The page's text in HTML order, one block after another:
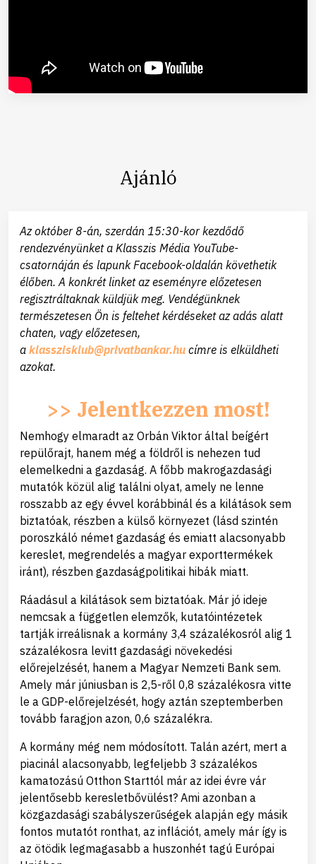
Ajánló
Az október 8-án, szerdán 15:30-kor kezdődő
rendezvényünket a Klasszis Média YouTube-
csatornáján és lapunk Facebook-oldalán követhetik
élőben. A konkrét linket az eseményre előzetesen
regisztráltaknak küldjük meg. Vendégünknek
természetesen Ön is feltehet kérdéseket az adás alatt
chaten, vagy előzetesen,
a klasszisklub@privatbankar.hu címre is elküldheti
azokat.
>> Jelentkezzen most!
Nemhogy elmaradt az Orbán Viktor által beígért
repülőrajt, hanem még a földről is nehezen tud
elemelkedni a gazdaság. A főbb makrogazdasági
mutatók közül alig találni olyat, amely ne lenne
rosszabb az egy évvel korábbinál és a kilátások sem
biztatóak, részben a külső környezet (lásd szintén
poroszkáló német gazdaság és emiatt alacsonyabb
kereslet, megrendelés a magyar exporttermékek
iránt), részben gazdaságpolitikai hibák miatt.
Ráadásul a kilátások sem biztatóak. Már jó ideje
nemcsak a független elemzők, kutatóintézetek
tartják irreálisnak a kormány 3,4 százalékosról alig 1
százalékosra levitt gazdasági növekedési
előrejelzését, hanem a Magyar Nemzeti Bank sem.
Amely már júniusban is 2,5-ről 0,8 százalékosra vitte
le a GDP-előrejelzését, hogy aztán szeptemberben
tovább faragjon azon, 0,6 százalékra.
A kormány még nem módosított. Talán azért, mert a
piacinál alacsonyabb, legfeljebb 3 százalékos
kamatozású Otthon Starttól már az idei évre vár
jelentősebb keresletbővülést? Ami azonban a
közgazdasági szabályszerűségek alapján egy másik
fontos mutatót ronthat, az inflációt, amely már így is
az ötödik legmagasabb a huszonhét tagú Európai